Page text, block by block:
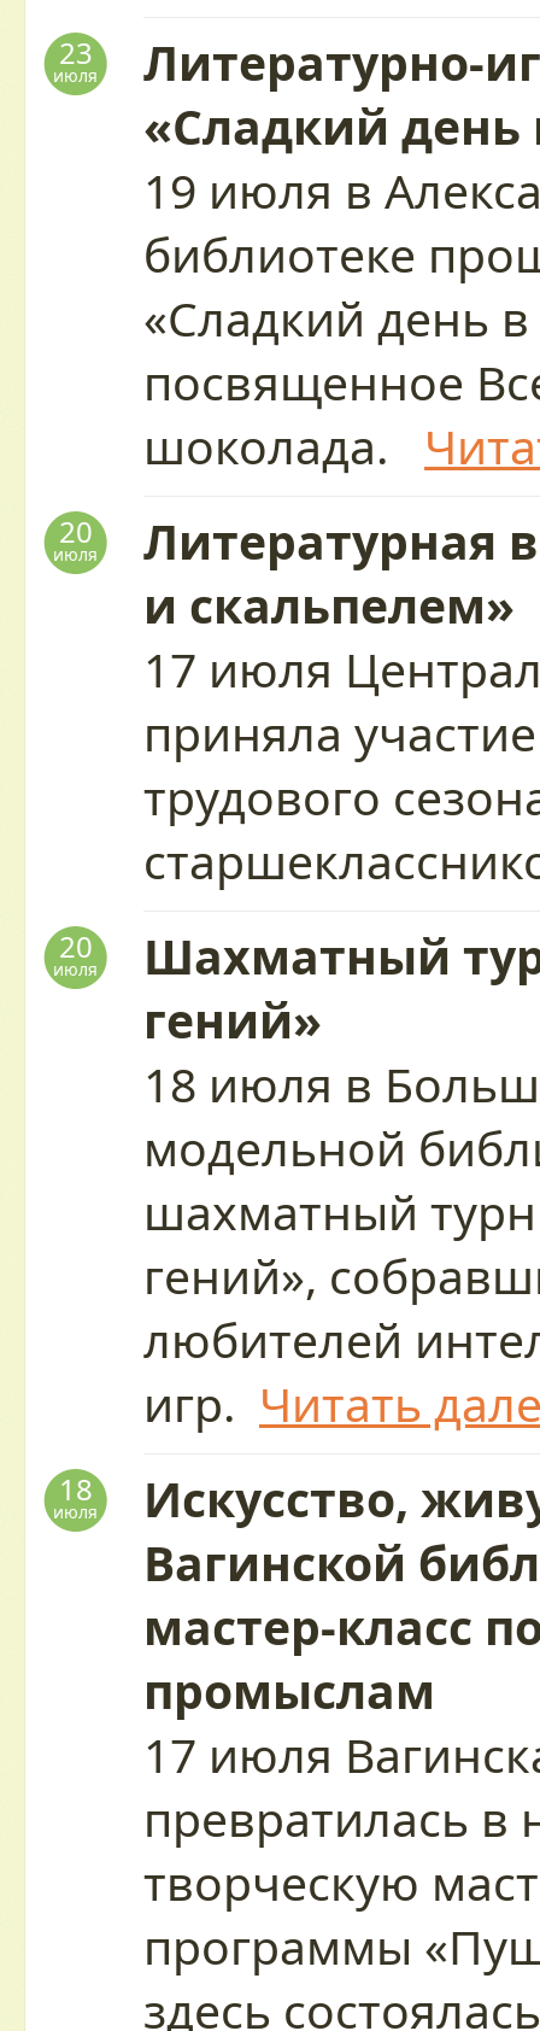
23
июля
Литературно-
«Сладкий день
19 июля в
библиотеке
«Сладкий день
посвященное
шоколада.
20
июля
Литературная
и скальпелем»
17 июля
приняла
трудового
20
июля
Шахматный
гений»
18 июля в
модельной
шахматный
гений»,
любителей
игр. Читать
18
июля
Искусство,
Вагинской
мастер-класс
промыслам
17 июля
превратилась в
творческую
программы
здесь